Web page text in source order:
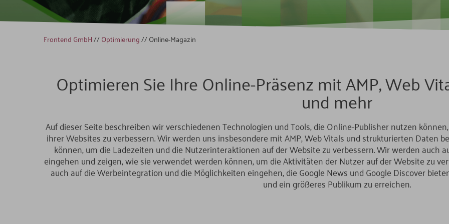
Frontend GmbH//Optimierung//Online-Magazin
Optimieren Sie Ihre Online-Präsenz mit AMP, Web
und mehr
Auf dieser Seite beschreiben wir verschiedenen Technologien und Tools, die Online-Publisher nutzen
ihrer Websites zu verbessern. Wir werden uns insbesondere mit AMP, Web Vitals und strukturierten Daten
können, um die Ladezeiten und die Nutzerinteraktionen auf der Website zu verbessern. Wir werden auch
eingehen und zeigen, wie sie verwendet werden können, um die Aktivitäten der Nutzer auf der Website zu
auch auf die Werbeintegration und die Möglichkeiten eingehen, die Google News und Google Discover
und ein größeres Publikum zu erreichen.